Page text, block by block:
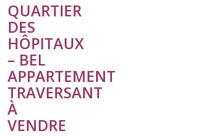
QUARTIER
DES
HÔPITAUX
– BEL
APPARTEMENT
TRAVERSANT
À
VENDRE